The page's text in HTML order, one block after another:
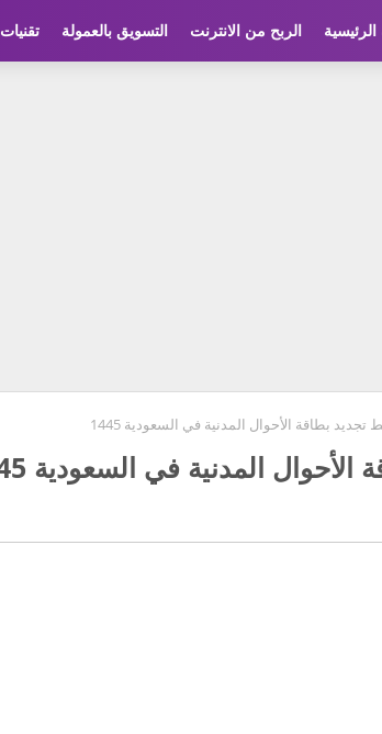
الربح من الانترنت التسويق بالعمولة تقنيات
تجديد بطاقة الأحوال المدنية في السعودية 1445
المدنية في السعودية 1445